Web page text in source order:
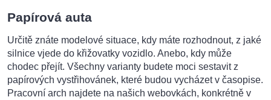
Papírová auta
Určitě znáte modelové situace, kdy máte rozhodnout, z jaké
silnice vjede do křižovatky vozidlo. Anebo, kdy může
chodec přejít. Všechny varianty budete moci sestavit z
papírových vystřihovánek, které budou vycházet v časopise.
Pracovní arch najdete na našich webovkách, konkrétně v